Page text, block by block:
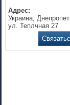
Адрес:
Украина,
ул. Теплчная 27